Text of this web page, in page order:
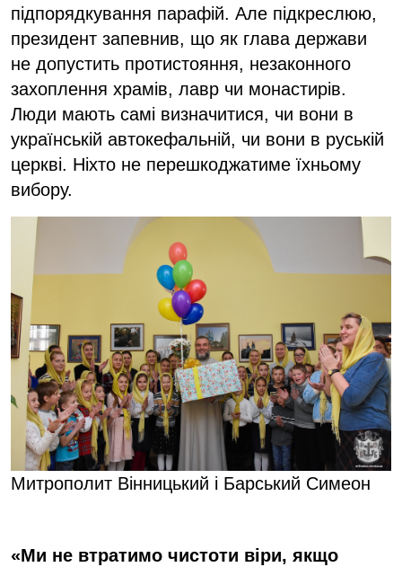
підпорядкування парафій. Але підкреслюю,
президент запевнив, що як глава держави
не допустить протистояння, незаконного
захоплення храмів, лавр чи монастирів.
Люди мають самі визначитися, чи вони в
українській автокефальній, чи вони в руській
церкві. Ніхто не перешкоджатиме їхньому
вибору.
Митрополит Вінницький і Барський Симеон
«Ми не втратимо чистоти віри, якщо